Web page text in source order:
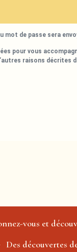
mot de passe sera
pour vous
raisons décrites
vous et
Des découvertes